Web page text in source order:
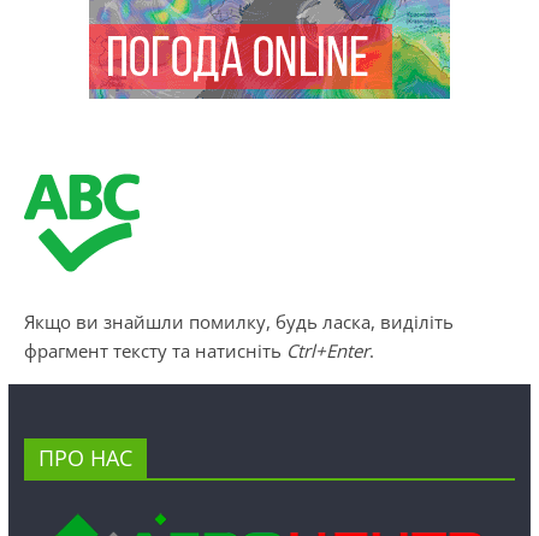
Якщо ви знайшли помилку, будь ласка, виділіть
фрагмент тексту та натисніть Ctrl+Enter.
ПРО НАС